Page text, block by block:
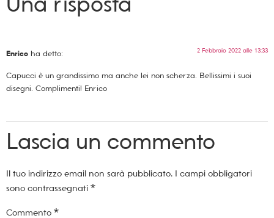
Enrico ha detto: 2 Febbraio 2022 alle 13:33
Capucci è un grandissimo ma anche lei non scherza. Bellissimi i suoi
disegni. Complimenti! Enrico
Lascia un commento
Il tuo indirizzo email non sarà pubblicato. I campi obbligatori
sono contrassegnati *
Commento *